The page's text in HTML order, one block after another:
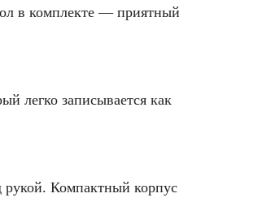
в комплекте — приятный
легко записывается как
рукой. Компактный корпус